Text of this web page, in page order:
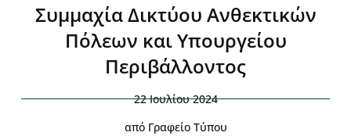
Συμμαχία Δικτύου Ανθεκτικών
Πόλεων και Υπουργείου
Περιβάλλοντος
22 Ιουλίου 2024
απόΓραφείο Τύπου